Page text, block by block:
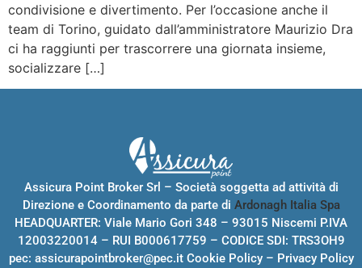
condivisione e divertimento. Per l’occasione anche il
team di Torino, guidato dall’amministratore Maurizio Dra
ci ha raggiunti per trascorrere una giornata insieme,
socializzare […]
Assicura Point Broker Srl – Società soggetta ad attività di
Direzione e Coordinamento da parte di Ardonagh Italia Spa
HEADQUARTER: Viale Mario Gori 348 – 93015 Niscemi P.IVA
12003220014 – RUI B000617759 – CODICE SDI: TRS3OH9
pec: assicurapointbroker@pec.it Cookie Policy– Privacy Policy